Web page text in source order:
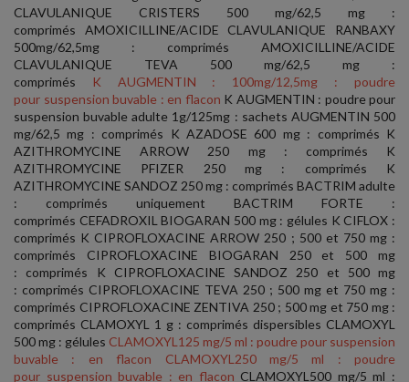
CLAVULANIQUE CRISTERS 500 mg/62,5 mg :
comprimés AMOXICILLINE/ACIDE CLAVULANIQUE RANBAXY
500mg/62,5mg : comprimés AMOXICILLINE/ACIDE
CLAVULANIQUE TEVA 500 mg/62,5 mg :
comprimés K AUGMENTIN : 100mg/12,5mg : poudre
pour suspension buvable : en flacon K AUGMENTIN : poudre pour
suspension buvable adulte 1g/125mg : sachets AUGMENTIN 500
mg/62,5 mg : comprimés K AZADOSE 600 mg : comprimés K
AZITHROMYCINE ARROW 250 mg : comprimés K
AZITHROMYCINE PFIZER 250 mg : comprimés K
AZITHROMYCINE SANDOZ 250 mg : comprimés BACTRIM adulte
: comprimés uniquement BACTRIM FORTE :
comprimés CEFADROXIL BIOGARAN 500 mg : gélules K CIFLOX :
comprimés K CIPROFLOXACINE ARROW 250 ; 500 et 750 mg :
comprimés CIPROFLOXACINE BIOGARAN 250 et 500 mg
: comprimés K CIPROFLOXACINE SANDOZ 250 et 500 mg
: comprimés CIPROFLOXACINE TEVA 250 ; 500 mg et 750 mg :
comprimés CIPROFLOXACINE ZENTIVA 250 ; 500 mg et 750 mg :
comprimés CLAMOXYL 1 g : comprimés dispersibles CLAMOXYL
500 mg : gélules CLAMOXYL125 mg/5 ml : poudre pour suspension
buvable : en flacon CLAMOXYL250 mg/5 ml : poudre
pour suspension buvable : en flacon CLAMOXYL500 mg/5 ml :